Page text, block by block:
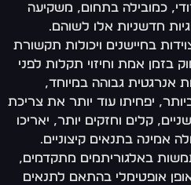
כמובילה בתחום, משקיעה
חדשניות אלו לשוהם.
בחיישנים ויכולות תקשורת
אמת וחיזוי תקלות לפני
אנרגטית גבוהה במיוחד,
יפחיתו עוד יותר את צריכת
קלים וחזקים יותר, יאריכו
בתנאים קיצוניים.
באלגוריתמים מתקדמים,
אופטימלי בהתאם לתנאים